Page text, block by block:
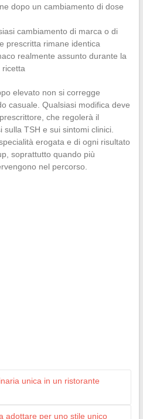
dopo un cambiamento di dose
cambiamento di marca o di
prescritta rimane identica
realmente assunto durante la
ricetta
elevato non si corregge
casuale. Qualsiasi modifica deve
che regolerà il
TSH e sui sintomi clinici.
erogata e di ogni risultato
soprattutto quando più
nel percorso.
unica in un ristorante
adottare per uno stile unico